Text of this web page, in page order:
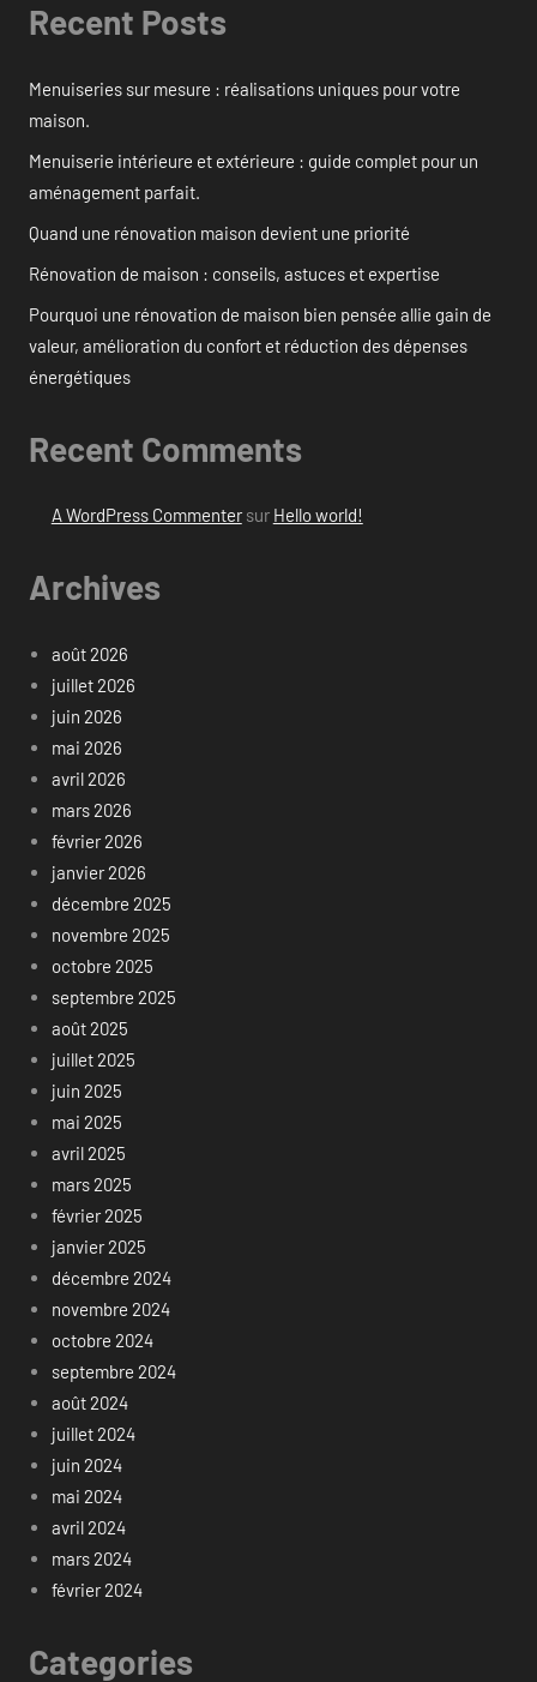
Recent Posts
Menuiseries sur mesure : réalisations uniques pour votre
maison.
Menuiserie intérieure et extérieure : guide complet pour un
aménagement parfait.
Quand une rénovation maison devient une priorité
Rénovation de maison : conseils, astuces et expertise
Pourquoi une rénovation de maison bien pensée allie gain de
valeur, amélioration du confort et réduction des dépenses
énergétiques
Recent Comments
A WordPress Commentersur Hello world!
Archives
août 2026
juillet 2026
juin 2026
mai 2026
avril 2026
mars 2026
février 2026
janvier 2026
décembre 2025
novembre 2025
octobre 2025
septembre 2025
août 2025
juillet 2025
juin 2025
mai 2025
avril 2025
mars 2025
février 2025
janvier 2025
décembre 2024
novembre 2024
octobre 2024
septembre 2024
août 2024
juillet 2024
juin 2024
mai 2024
avril 2024
mars 2024
février 2024
Categories